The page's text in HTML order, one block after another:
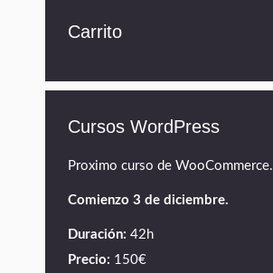
Carrito
Cursos WordPress
Proximo curso de WooCommerce.
Comienzo 3 de diciembre.
Duración: 42h
Precio: 150€